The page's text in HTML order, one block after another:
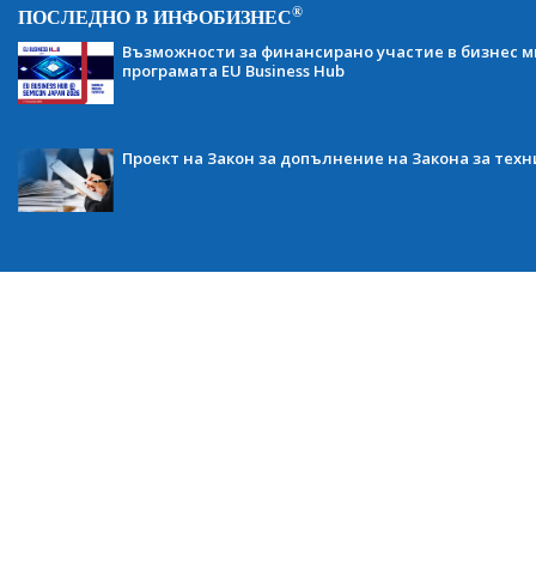
ПОСЛЕДНО В ИНФОБИЗНЕС®
Възможности за финансирано участие в бизнес
програмата EU Business Hub
Проект на Закон за допълнение на Закона за